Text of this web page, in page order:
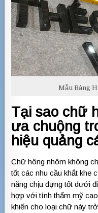
Mẫu Bảng
Tại sao chữ
ưa chuộng
hiệu quảng
Chữ hông nhôm không
tốt các nhu cầu khắt khe
năng chịu đựng tốt dưới
hợp với tính thẩm mỹ
khiến cho loại chữ này